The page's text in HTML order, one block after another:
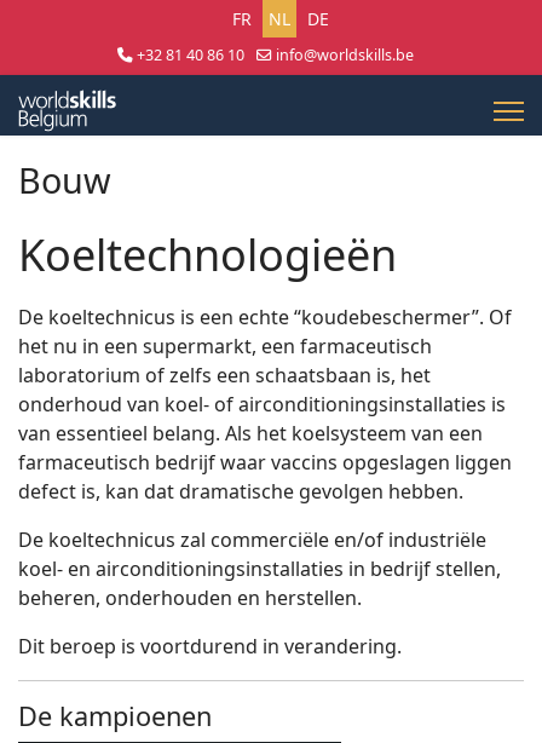
Selecteer uw taal
FR NL DE
+32 81 40 86 10
info@worldskills.be
Bouw
Koeltechnologieën
De koeltechnicus is een echte “koudebeschermer”. Of
het nu in een supermarkt, een farmaceutisch
laboratorium of zelfs een schaatsbaan is, het
onderhoud van koel- of airconditioningsinstallaties is
van essentieel belang. Als het koelsysteem van een
farmaceutisch bedrijf waar vaccins opgeslagen liggen
defect is, kan dat dramatische gevolgen hebben.
De koeltechnicus zal commerciële en/of industriële
koel- en airconditioningsinstallaties in bedrijf stellen,
beheren, onderhouden en herstellen.
Dit beroep is voortdurend in verandering.
De kampioenen